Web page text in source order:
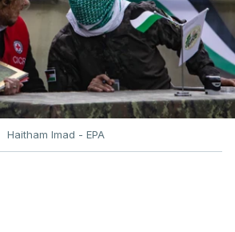
Haitham Imad - EPA